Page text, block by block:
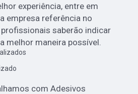
experiência, entre em
empresa referência no
saberão indicar
melhor maneira possível.
com Adesivos